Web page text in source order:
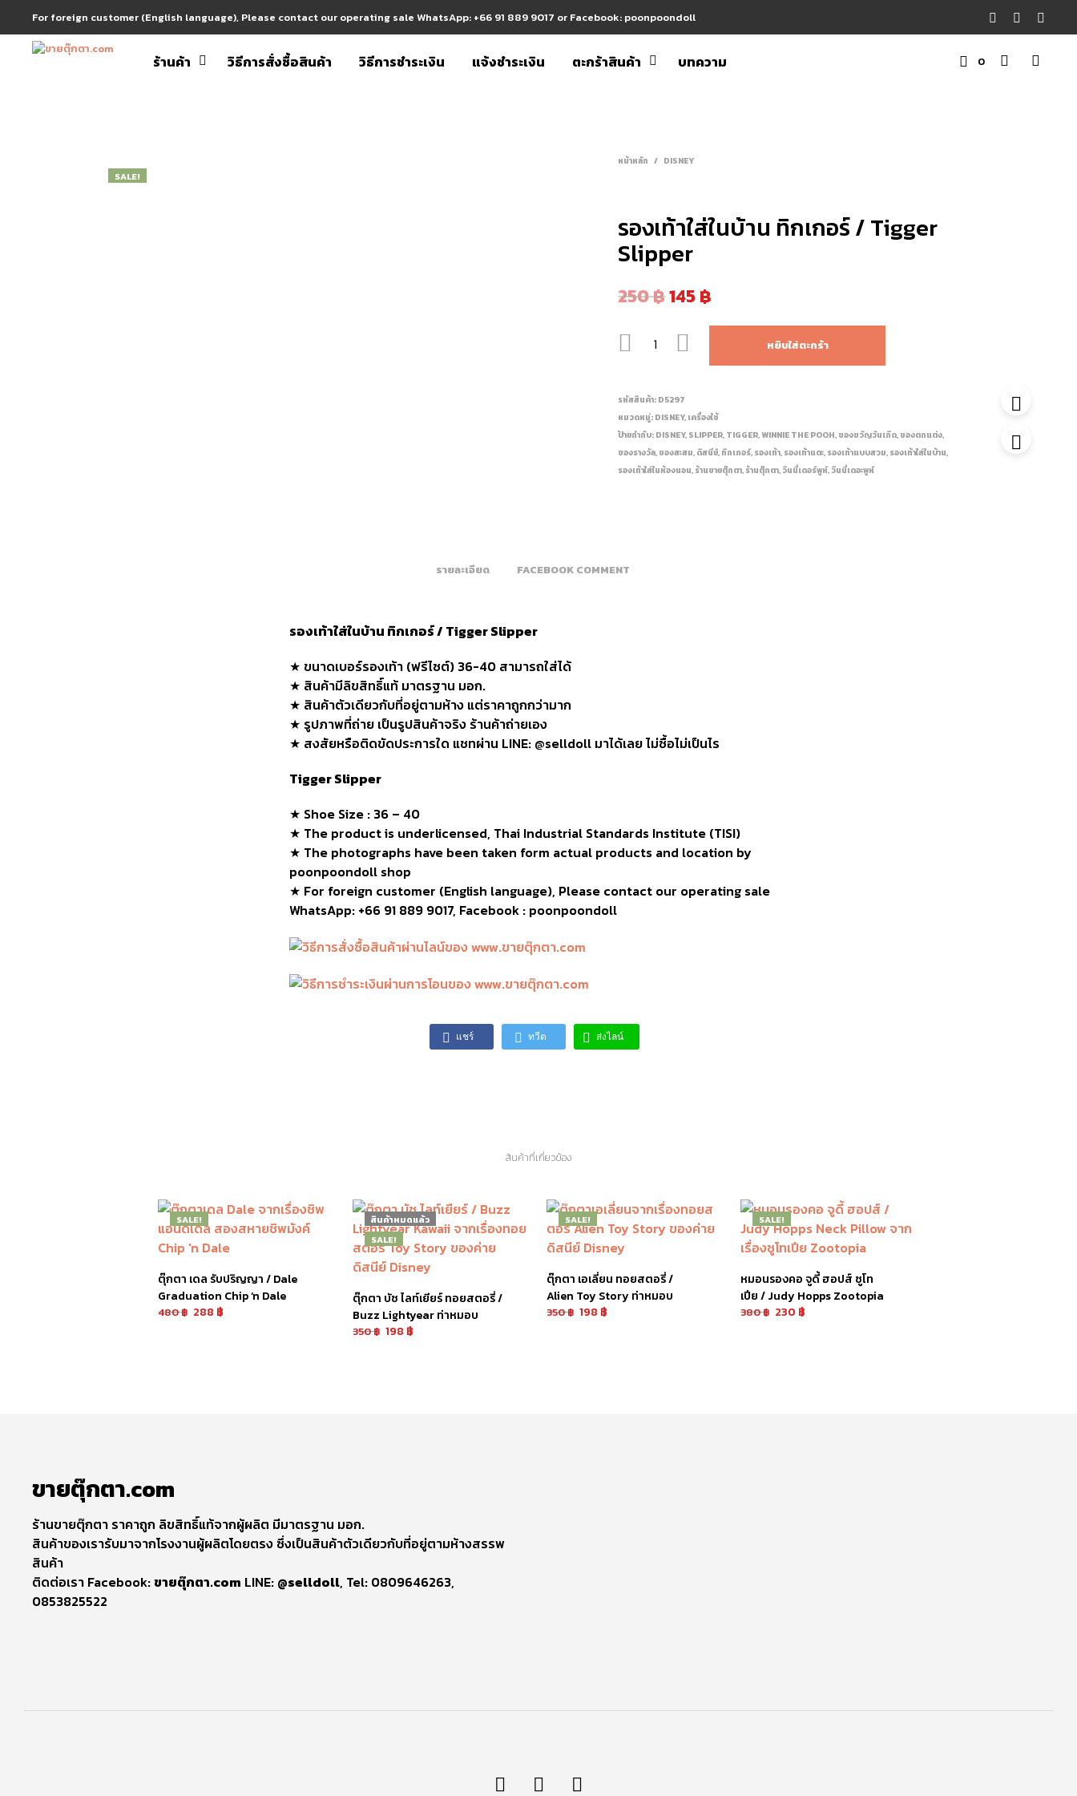
For foreign customer (English language), Please contact our operating sale WhatsApp: +66 91 889 9017 or Facebook: poonpoondoll
0
ร้านค้า วิธีการสั่งซื้อสินค้า วิธีการชำระเงิน แจ้งชำระเงิน ตะกร้าสินค้า บทความ
SALE!
หน้าหลัก / DISNEY
รองเท้าใส่ในบ้าน ทิกเกอร์ / Tigger
Slipper
250฿145฿
หยิบใส่ตะกร้า
รหัสสินค้า: D5297
หมวดหมู่: DISNEY, เครื่องใช้
ป้ายกำกับ: DISNEY, SLIPPER, TIGGER, WINNIE THE POOH, ของขวัญวันเกิด, ของตกแต่ง,
ของรางวัล, ของสะสม, ดิสนีย์, ทิกเกอร์, รองเท้า, รองเท้าแตะ, รองเท้าแบบสวม, รองเท้าใส่ในบ้าน,
รองเท้าใส่ในห้องนอน, ร้านขายตุ๊กตา, ร้านตุ๊กตา, วินนี่เดอร์พูห์, วินนี่เดอะพูห์
รายละเอียด FACEBOOK COMMENT
รองเท้าใส่ในบ้าน ทิกเกอร์ / Tigger Slipper
★ ขนาดเบอร์รองเท้า (ฟรีไซต์) 36-40 สามารถใส่ได้
★ สินค้ามีลิขสิทธิ์แท้ มาตรฐาน มอก.
★ สินค้าตัวเดียวกับที่อยู่ตามห้าง แต่ราคาถูกกว่ามาก
★ รูปภาพที่ถ่าย เป็นรูปสินค้าจริง ร้านค้าถ่ายเอง
★ สงสัยหรือติดขัดประการใด แชทผ่าน LINE: @selldoll มาได้เลย ไม่ซื้อไม่เป็นไร
Tigger Slipper
★ Shoe Size : 36 – 40
★ The product is underlicensed, Thai Industrial Standards Institute (TISI)
★ The photographs have been taken form actual products and location by
poonpoondoll shop
★ For foreign customer (English language), Please contact our operating sale
WhatsApp: +66 91 889 9017, Facebook : poonpoondoll
แชร์ ทวีต ส่งไลน์
สินค้าที่เกี่ยวข้อง
SALE!
ตุ๊กตา เดล รับปริญญา / Dale
Graduation Chip ‘n Dale
480฿ 288 ฿
SALE!
สินค้าหมดแล้ว
ตุ๊กตา บัซ ไลท์เยียร์ ทอยสตอรี่ /
Buzz Lightyear ท่าหมอบ
350฿ 198 ฿
SALE!
ตุ๊กตา เอเลี่ยน ทอยสตอรี่ /
Alien Toy Story ท่าหมอบ
350฿ 198 ฿
SALE!
หมอนรองคอ จูดี้ ฮอปส์ ซูโท
เปีย / Judy Hopps Zootopia
380฿ 230 ฿
ขายตุ๊กตา.com
ร้านขายตุ๊กตา ราคาถูก ลิขสิทธิ์แท้จากผู้ผลิต มีมาตรฐาน มอก.
สินค้าของเรารับมาจากโรงงานผู้ผลิตโดยตรง ซึ่งเป็นสินค้าตัวเดียวกับที่อยู่ตามห้างสรรพ
สินค้า
ติดต่อเรา Facebook:ขายตุ๊กตา.com LINE: @selldoll, Tel: 0809646263,
0853825522